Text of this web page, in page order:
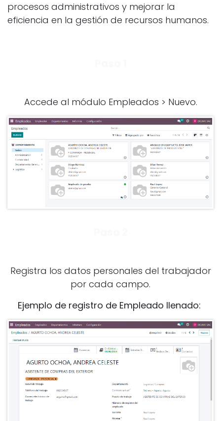
procesos administrativos y mejorar la
eficiencia en la gestión de recursos humanos.
Accede al módulo Empleados > Nuevo.
Registra los datos personales del trabajador
por cada campo.
Ejemplo de registro de Empleado llenado: